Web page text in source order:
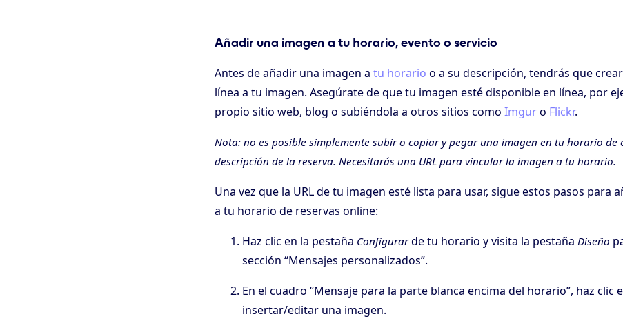
Añadir una imagen a tu horario, evento o servicio
Antes de añadir una imagen a tu horario o a su descripción, tendrás que
línea a tu imagen. Asegúrate de que tu imagen esté disponible en línea, por
propio sitio web, blog o subiéndola a otros sitios como Imguro Flickr.
Nota: no es posible simplemente subir o copiar y pegar una imagen en tu horario de
descripción de la reserva. Necesitarás una URL para vincular la imagen a tu horario.
Una vez que la URL de tu imagen esté lista para usar, sigue estos pasos para
a tu horario de reservas online:
Haz clic en la pestaña Configurarde tu horario y visita la pestaña Diseño
sección “Mensajes personalizados”.
En el cuadro “Mensaje para la parte blanca encima del horario”, haz clic
insertar/editar una imagen.